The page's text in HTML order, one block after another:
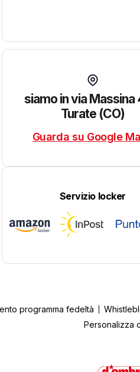
siamo in via Massina
Turate (CO)
Guarda su Google
Servizio locker
programma fedeltà
Personalizza